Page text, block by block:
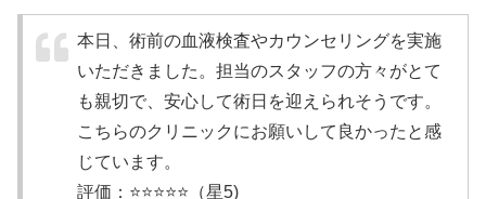
本日、術前の血液検査やカウンセリングを実施
いただきました。担当のスタッフの方々がとて
も親切で、安心して術日を迎えられそうです。
こちらのクリニックにお願いして良かったと感
じています。
評価：⭐️⭐️⭐️⭐️⭐️（星5)